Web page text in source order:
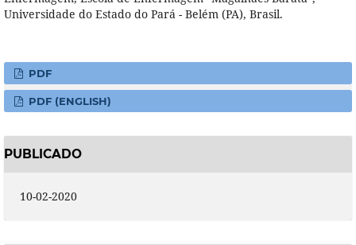
Universidade do Estado do Pará - Belém (PA), Brasil.
PDF
PDF (ENGLISH)
PUBLICADO
10-02-2020